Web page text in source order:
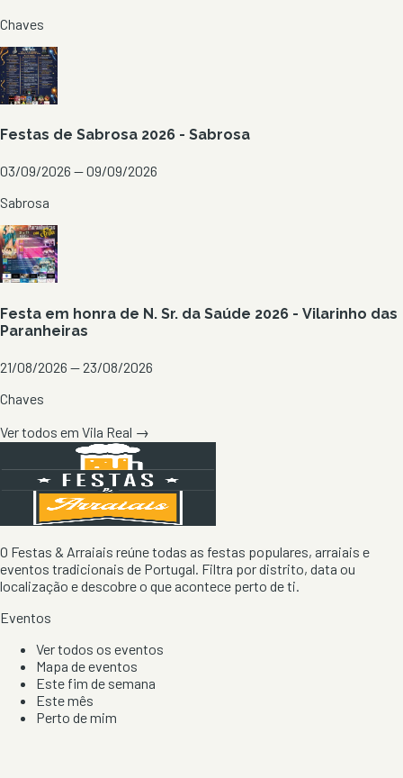
Chaves
Festas de Sabrosa 2026 - Sabrosa
03/09/2026 — 09/09/2026
Sabrosa
Festa em honra de N. Sr. da Saúde 2026 - Vilarinho das
Paranheiras
21/08/2026 — 23/08/2026
Chaves
Ver todos em Vila Real →
O Festas & Arraiais reúne todas as festas populares, arraiais e
eventos tradicionais de Portugal. Filtra por distrito, data ou
localização e descobre o que acontece perto de ti.
Eventos
Ver todos os eventos
Mapa de eventos
Este fim de semana
Este mês
Perto de mim